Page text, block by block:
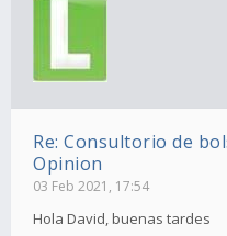
Re: Consultorio de
Opinion
03 Feb 2021, 17:54
Hola David, buenas tardes